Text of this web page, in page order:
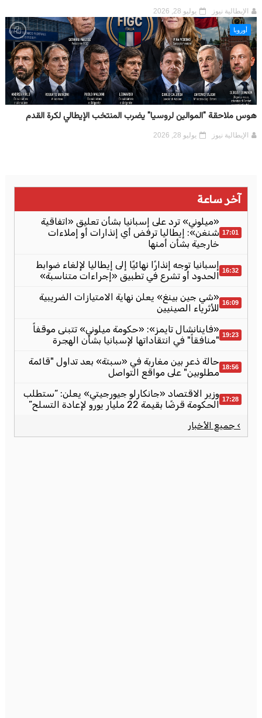
الإيطالية نيوز يوليو 28, 2026
أوروبا
هوس ملاحقة "الموالين لروسيا" يضرب المنتخب الإيطالي لكرة القدم
الإيطالية نيوز يوليو 28, 2026
آخر ساعة
17:01
«ميلوني» ترد على إسبانيا بشأن تعليق «اتفاقية
شنغن»: إيطاليا ترفض أي إنذارات أو إملاءات
خارجية بشأن أمنها
16:32 إسبانيا توجه إنذارًا نهائيًا إلى إيطاليا لإلغاء ضوابط
الحدود أو تشرع في تطبيق «إجراءات متناسبة»
16:09 «شي جين بينغ» يعلن نهاية الامتيازات الضريبية
للأثرياء الصينيين
19:23 «فاينانشال تايمز»: «حكومة ميلوني» تتبنى موقفاً
"منافقاً" في انتقاداتها لإسبانيا بشأن الهجرة
18:56 حالة ذعر بين مغاربة في «سبتة» بعد تداول "قائمة
مطلوبين" على مواقع التواصل
17:28 وزير الاقتصاد «جانكارلو جيورجيتي» يعلن: “ستطلب
الحكومة قرضًا بقيمة 22 مليار يورو لإعادة التسلح”
› جميع الأخبار